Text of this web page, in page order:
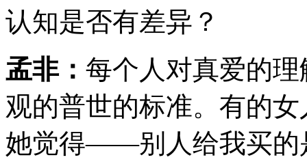
认知是否有差异？
孟非： 每个人对真爱的
观的普世的标准。有的
她觉得——别人给我买的